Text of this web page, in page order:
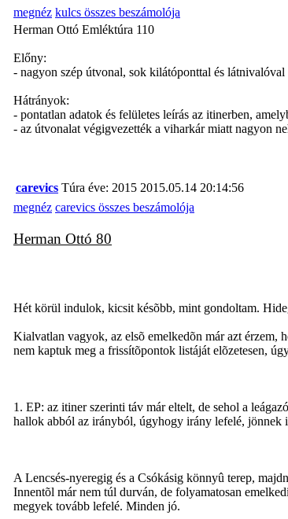
megnéz kulcs összes beszámolója
Herman Ottó Emléktúra 110
Előny:
- nagyon szép útvonal, sok kilátóponttal és látnivalóval
Hátrányok:
- pontatlan adatok és felületes leírás az itinerben,
- az útvonalat végigvezették a viharkár miatt nagyon
carevics Túra éve: 2015 2015.05.14 20:14:56
megnéz carevics összes beszámolója
Herman Ottó 80
Hét körül indulok, kicsit késõbb, mint gondoltam.
Kialvatlan vagyok, az elsõ emelkedõn már azt érzem,
nem kaptuk meg a frissítõpontok listáját elõzetesen,
1. EP: az itiner szerinti táv már eltelt, de sehol a
hallok abból az irányból, úgyhogy irány lefelé, jönnek
A Lencsés-nyeregig és a Csókásig könnyû terep,
Innentõl már nem túl durván, de folyamatosan
megyek tovább lefelé. Minden jó.